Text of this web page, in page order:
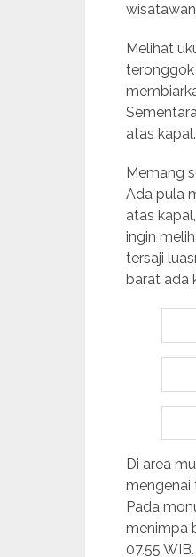
Melihat
teronggok
atas
Memang
Ada pula
atas
ingin
tersaji
barat ada
Di area
mengenai
Pada
menimpa
07.55